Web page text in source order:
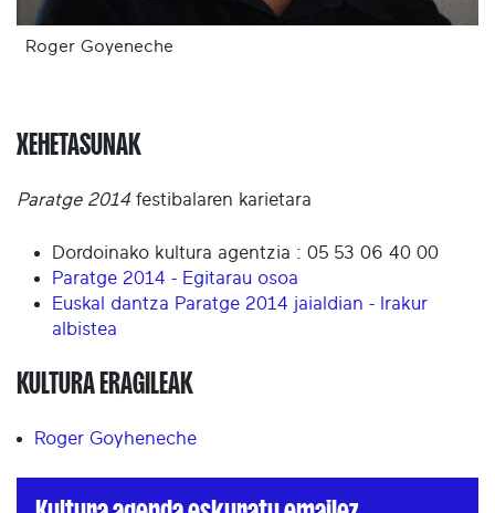
Roger Goyeneche
XEHETASUNAK
Paratge 2014festibalaren karietara
Dordoinako kultura agentzia : 05 53 06 40 00
Paratge 2014 - Egitarau osoa
Euskal dantza Paratge 2014 jaialdian - Irakur
albistea
KULTURA ERAGILEAK
Roger Goyheneche